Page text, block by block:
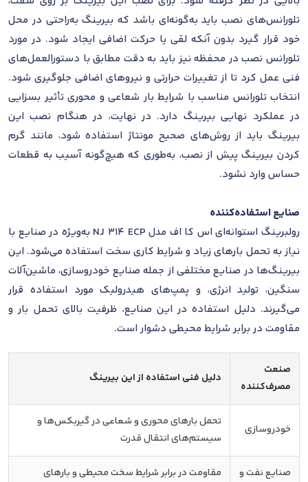
تلورانس‌های نصب باید به‌گونه‌ای باشد که بیرینگ به‌راحتی در محل
خود قرار گیرد بدون آنکه لقی یا حرکت اضافی ایجاد شود. در مورد
تلورانس نصب در محفظه نیز باید به دقت مطابق با دستورالعمل‌های
فنی عمل کرد تا از تغییرات حرارتی و نیروهای اضافی جلوگیری شود.
انتخاب تلورانس مناسب با شرایط بار شعاعی و محوری تأثیر بسزایی
در عملکرد نهایی بیرینگ دارد. در نهایت، در هنگام نصب این
بیرینگ باید از روش‌های صحیح مونتاژ استفاده شود، مانند گرم
کردن بیرینگ پیش از نصب، به‌طوری که هیچ‌گونه آسیب به قطعات
حساس وارد نشود.
صنایع استفاده‌کننده
رولبرینگ استوانه‌ای اس کا اف مدل NJ 314 ECP به‌ویژه در صنایع با
نیاز به تحمل بارهای زیاد و شرایط کاری سخت استفاده می‌شود. این
بیرینگ‌ها در صنایع مختلفی از جمله صنایع خودروسازی، ماشین‌آلات
سنگین، تولید انرژی، و پمپ‌های هیدرولیک مورد استفاده قرار
می‌گیرند. دلیل استفاده در این صنایع، ظرفیت بالای تحمل بار و
مقاومت در برابر شرایط محیطی دشوار است.
صنعت
مصرف‌کننده
دلیل فنی استفاده از این بیرینگ
خودروسازی
تحمل بارهای محوری و شعاعی در گیربکس‌ها و
سیستم‌های انتقال قدرت
صنایع نفت و
مقاومت در برابر شرایط سخت محیطی و بارهای